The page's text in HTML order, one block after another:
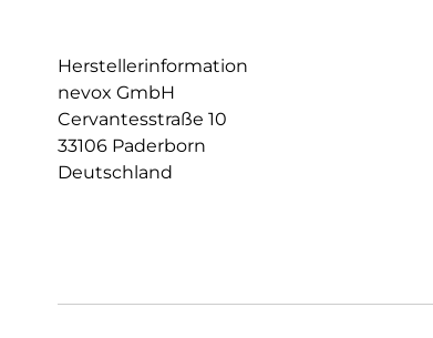
Herstellerinformation
nevox GmbH
Cervantesstraße 10
33106 Paderborn
Deutschland